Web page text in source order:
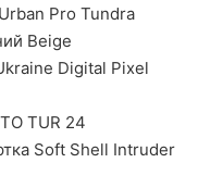
Pro Tundra
Beige
Digital Pixel
TUR 24
Soft Shell Intruder